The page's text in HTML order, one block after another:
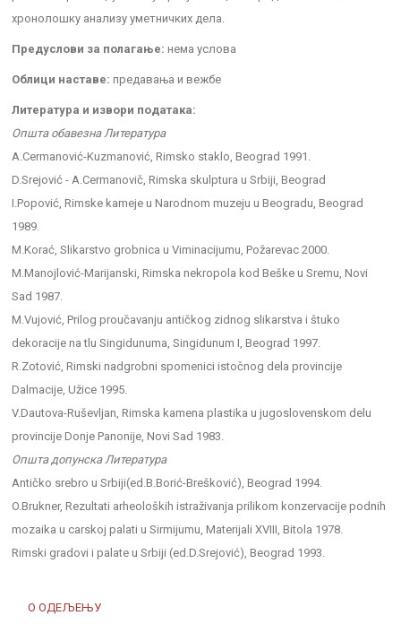
О ОДЕЉЕЊУ
хронолошку анализу уметничких дела.
Предуслови за полагање: нема услова
Облици наставе: предавања и вежбе
Литература и извори података:
Општа обавезна Литература
A.Cermanović-Kuzmanović, Rimsko staklo, Beograd 1991.
D.Srejović - A.Cermanovič, Rimska skulptura u Srbiji, Beograd
I.Popović, Rimske kameje u Narodnom muzeju u Beogradu, Beograd
1989.
M.Korać, Slikarstvo grobnica u Viminacijumu, Požarevac 2000.
M.Manojlović-Marijanski, Rimska nekropola kod Beške u Sremu, Novi
Sad 1987.
M.Vujović, Prilog proučavanju antičkog zidnog slikarstva i štuko
dekoracije na tlu Singidunuma, Singidunum I, Beograd 1997.
R.Zotović, Rimski nadgrobni spomenici istočnog dela provincije
Dalmacije, Užice 1995.
V.Dautova-Ruševljan, Rimska kamena plastika u jugoslovenskom delu
provincije Donje Panonije, Novi Sad 1983.
Општа допунска Литература
Antičko srebro u Srbiji(ed.B.Borić-Brešković), Beograd 1994.
O.Brukner, Rezultati arheoloških istraživanja prilikom konzervacije podnih
mozaika u carskoj palati u Sirmijumu, Materijali XVIII, Bitola 1978.
Rimski gradovi i palate u Srbiji (ed.D.Srejović), Beograd 1993.